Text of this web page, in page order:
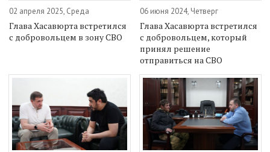
02 апреля 2025, Среда
Глава Хасавюрта встретился
с добровольцем в зону СВО
06 июня 2024, Четверг
Глава Хасавюрта встретился
с добровольцем, который
принял решение
отправиться на СВО